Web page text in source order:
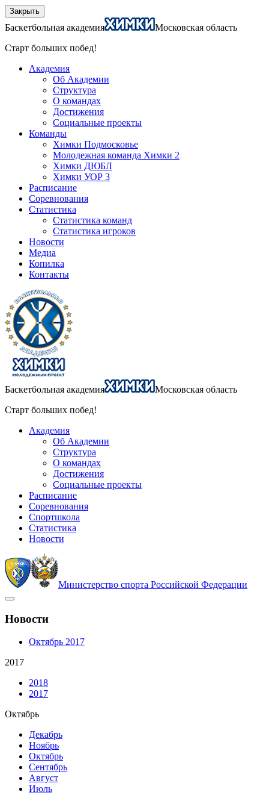
Закрыть
Баскетбольная академия
Московская область
Старт больших побед!
Академия
Об Академии
Структура
О командах
Достижения
Социальные проекты
Команды
Химки Подмосковье
Молодежная команда Химки 2
Химки ДЮБЛ
Химки УОР 3
Расписание
Соревнования
Статистика
Статистика команд
Статистика игроков
Новости
Медиа
Копилка
Контакты
Баскетбольная академия
Московская область
Старт больших побед!
Академия
Об Академии
Структура
О командах
Достижения
Социальные проекты
Расписание
Соревнования
Спортшкола
Статистика
Новости
Министерство спорта Российской Федерации
Новости
Октябрь 2017
2017
2018
2017
Октябрь
Декабрь
Ноябрь
Октябрь
Сентябрь
Август
Июль